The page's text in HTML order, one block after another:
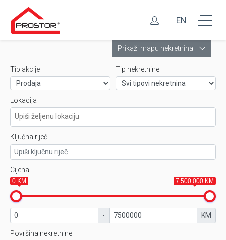
EN
Prikaži mapu nekretnina
Tip akcije Tip nekretnine
Lokacija
Ključna riječ
Cijena
0 KM 7.500.000 KM
- KM
Površina nekretnine